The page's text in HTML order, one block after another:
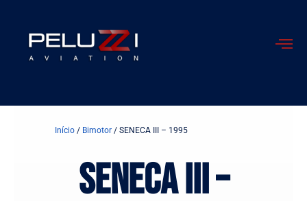
conteúdo
Início / Bimotor / SENECA III – 1995
SENECA III –